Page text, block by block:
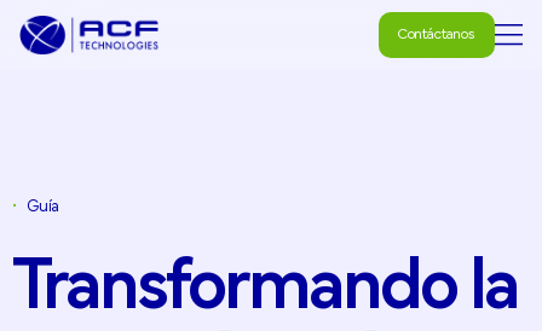
Contáctanos
• Guía
Transformando la